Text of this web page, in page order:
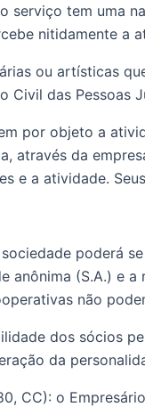
serviço tem uma
nitidamente a
das Pessoas
através da
e a atividade.
poderá
anônima (S.A.) e
não
dos sócios
da
CC): o